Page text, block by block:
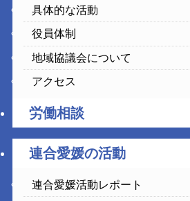
具体的な活動
役員体制
地域協議会について
アクセス
労働相談
連合愛媛の活動
連合愛媛活動レポート